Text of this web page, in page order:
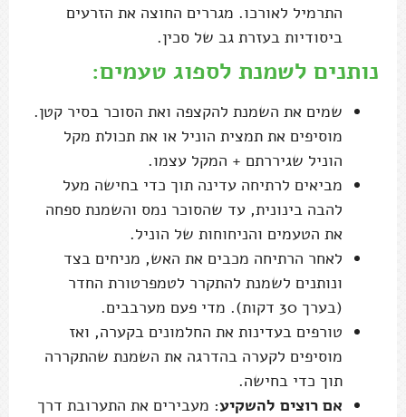
התרמיל לאורכו. מגררים החוצה את הזרעים
ביסודיות בעזרת גב של סכין.
נותנים לשמנת לספוג טעמים:
שמים את השמנת להקצפה ואת הסוכר בסיר קטן.
מוסיפים את תמצית הוניל או את תכולת מקל
הוניל שגיררתם + המקל עצמו.
מביאים לרתיחה עדינה תוך כדי בחישה מעל
להבה בינונית, עד שהסוכר נמס והשמנת ספחה
את הטעמים והניחוחות של הוניל.
לאחר הרתיחה מכבים את האש, מניחים בצד
ונותנים לשמנת להתקרר לטמפרטורת החדר
(בערך 30 דקות). מדי פעם מערבבים.
טורפים בעדינות את החלמונים בקערה, ואז
מוסיפים לקערה בהדרגה את השמנת שהתקררה
תוך כדי בחישה.
אם רוצים להשקיע: מעבירים את התערובת דרך